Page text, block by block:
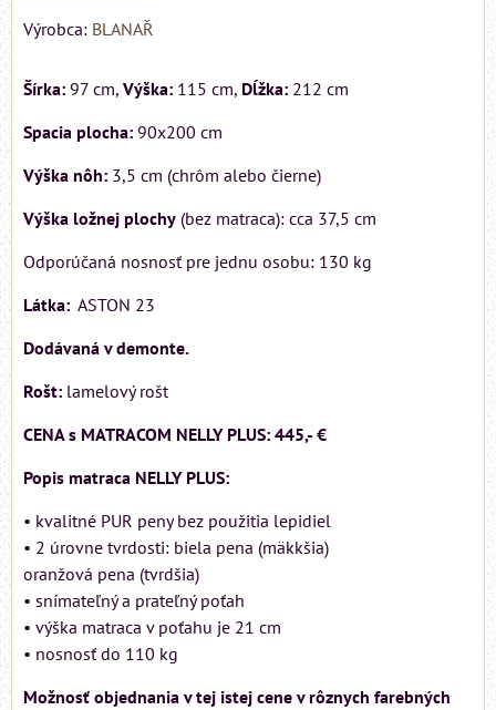
Výrobca: BLANAŘ
Šírka: 97 cm, Výška: 115 cm, Dĺžka: 212 cm
Spacia plocha: 90x200 cm
Výška nôh: 3,5 cm (chrôm alebo čierne)
Výška ložnej plochy (bez matraca): cca 37,5 cm
Odporúčaná nosnosť pre jednu osobu: 130 kg
Látka: ASTON 23
Dodávaná v demonte.
Rošt: lamelový rošt
CENA s MATRACOM NELLY PLUS: 445,- €
Popis matraca NELLY PLUS:
• kvalitné PUR peny bez použitia lepidiel
• 2 úrovne tvrdosti: biela pena (mäkkšia)
oranžová pena (tvrdšia)
• snímateľný a prateľný poťah
• výška matraca v poťahu je 21 cm
• nosnosť do 110 kg
Možnosť objednania v tej istej cene v rôznych farebných